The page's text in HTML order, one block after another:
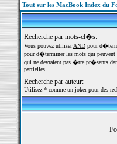
Tout sur les MacBook Index du
Recherche par mots-cl�s:
Vous pouvez utiliserANDpour
pour d�terminer les mots qui
qui ne devraient pas �tre pr�sents
partielles
Recherche par auteur:
Utilisez * comme un joker pour des